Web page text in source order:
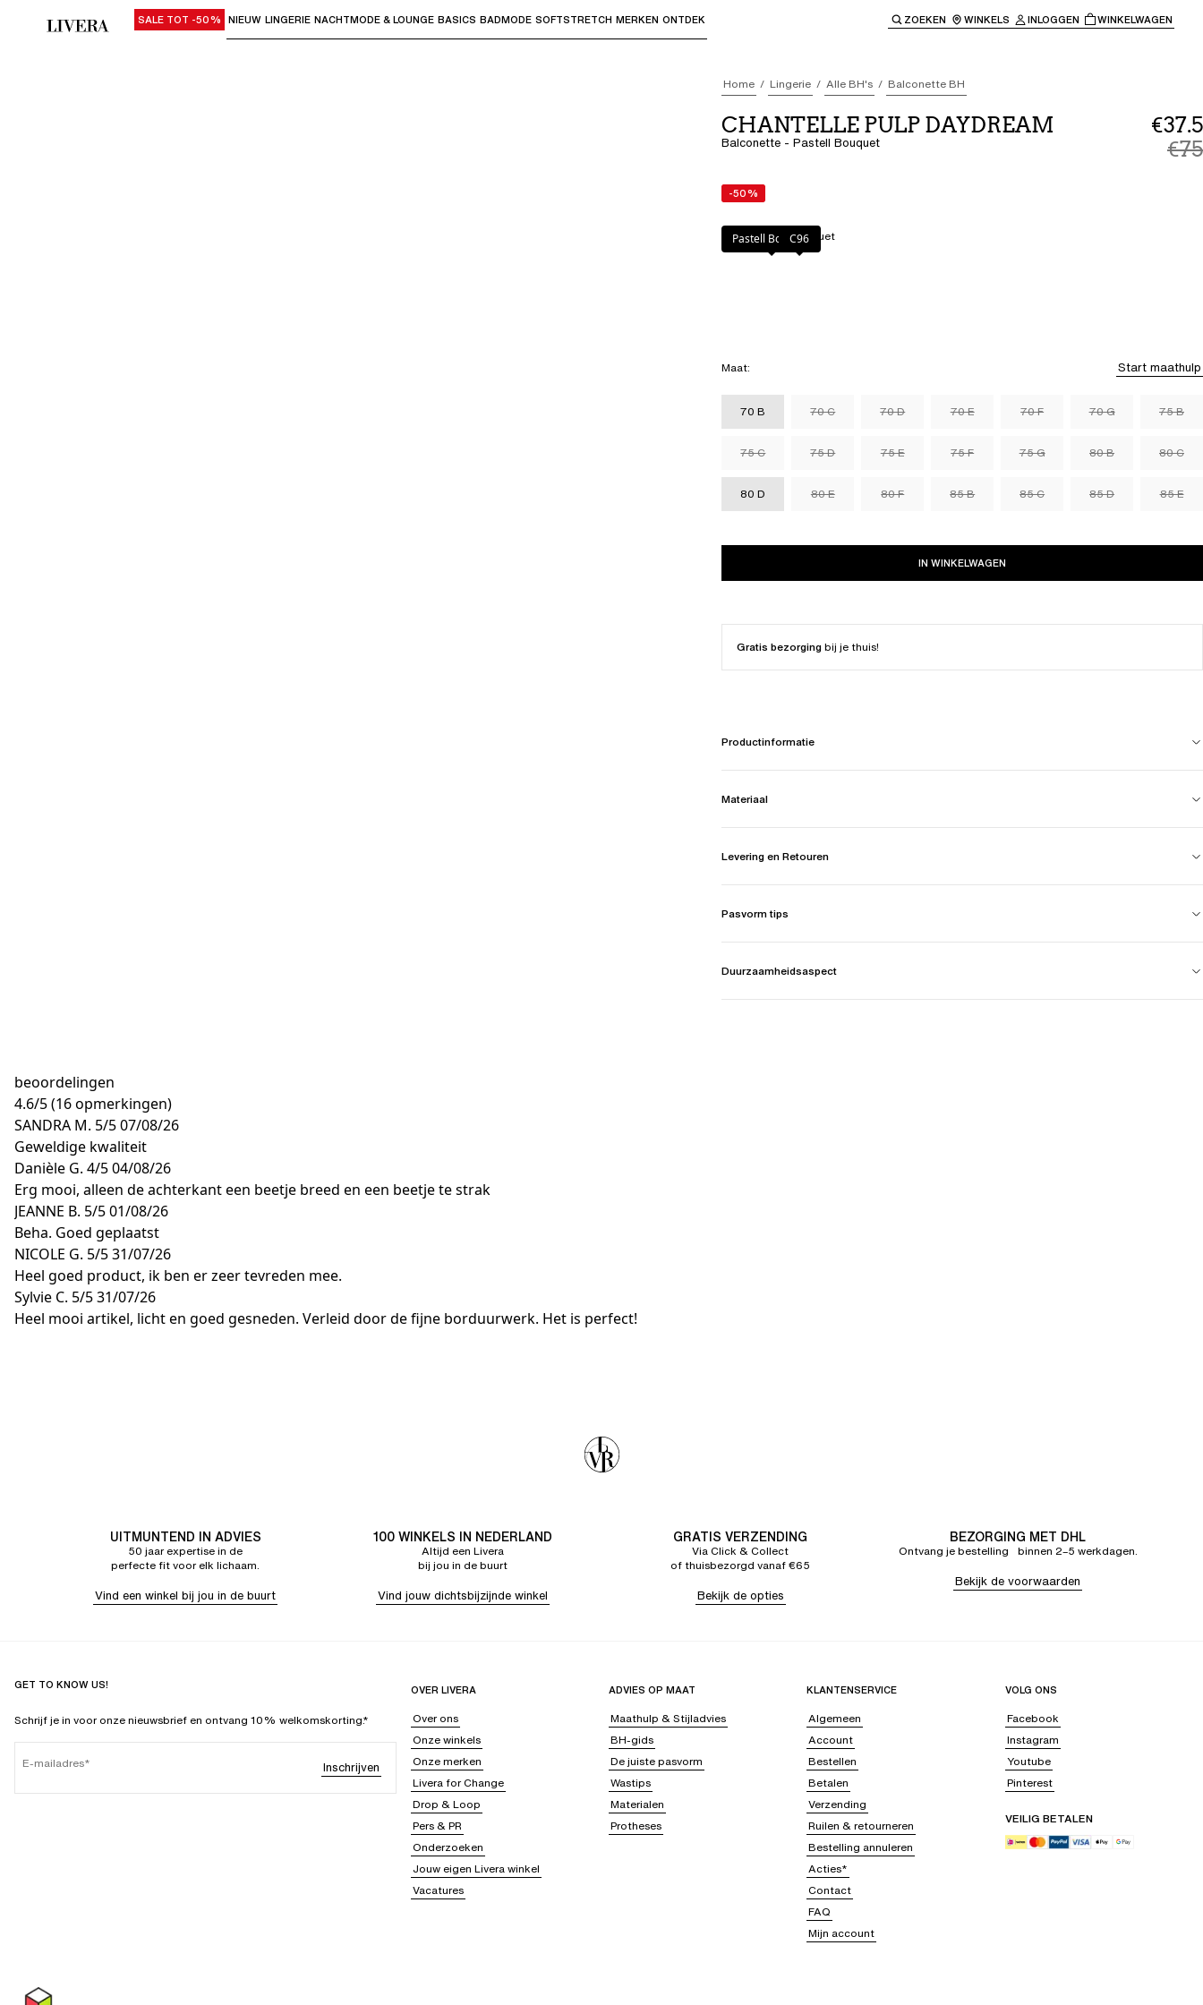
Gebruik "Pijl omlaag" of "Enter" om submenu's te openen en "Pijl omhoog" of "Escape" om terug te keren naar de hoofdnavigatie.
SALE TOT -50% NIEUW LINGERIE NACHTMODE & LOUNGE BASICS BADMODE SOFTSTRETCH MERKEN ONTDEK ZOEKEN WINKELS INLOGGEN WINKELWAGEN
Home Lingerie Alle BH's Balconette BH
CHANTELLE PULP DAYDREAM
Balconette - Pastell Bouquet
€37.5
€75
-50%
Kleur:Pastell Bouquet
Pastell Bouquet
C96
Maat: Start maathulp
70 B 70 C 70 D 70 E 70 F 70 G 75 B
75 C 75 D 75 E 75 F 75 G 80 B 80 C
80 D 80 E 80 F 85 B 85 C 85 D 85 E
IN WINKELWAGEN
Gratis bezorgingbij je thuis!
Productinformatie
Materiaal
Levering en Retouren
Pasvorm tips
Duurzaamheidsaspect
beoordelingen
4.6/5(16 opmerkingen)
SANDRA M. 5/507/08/26
Geweldige kwaliteit
Danièle G. 4/504/08/26
Erg mooi, alleen de achterkant een beetje breed en een beetje te strak
JEANNE B. 5/501/08/26
Beha. Goed geplaatst
NICOLE G. 5/531/07/26
Heel goed product, ik ben er zeer tevreden mee.
Sylvie C. 5/531/07/26
Heel mooi artikel, licht en goed gesneden. Verleid door de fijne borduurwerk. Het is perfect!
UITMUNTEND IN ADVIES
50 jaar expertise in de
perfecte fit voor elk lichaam.
Vind een winkel bij jou in de buurt
100 WINKELS IN NEDERLAND
Altijd een Livera
bij jou in de buurt
Vind jouw dichtsbijzijnde winkel
GRATIS VERZENDING
Via Click & Collect
of thuisbezorgd vanaf €65
Bekijk de opties
BEZORGING MET DHL
Ontvang je bestelling binnen 2–5 werkdagen.
Bekijk de voorwaarden
GET TO KNOW US!
Schrijf je in voor onze nieuwsbrief en ontvang 10% welkomskorting.*
E-mailadres Inschrijven
OVER LIVERA
Over ons
Onze winkels
Onze merken
Livera for Change
Drop & Loop
Pers & PR
Onderzoeken
Jouw eigen Livera winkel
Vacatures
ADVIES OP MAAT
Maathulp & Stijladvies
BH-gids
De juiste pasvorm
Wastips
Materialen
Protheses
KLANTENSERVICE
Algemeen
Account
Bestellen
Betalen
Verzending
Ruilen & retourneren
Bestelling annuleren
Acties*
Contact
FAQ
Mijn account
VOLG ONS
Facebook
Instagram
Youtube
Pinterest
VEILIG BETALEN